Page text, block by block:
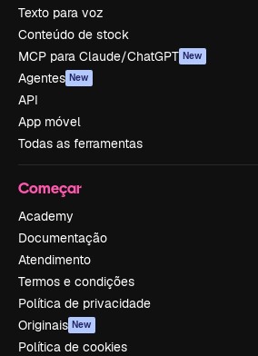
Texto para voz
Conteúdo de stock
MCP para Claude/ChatGPT New
Agentes New
API
App móvel
Todas as ferramentas
Começar
Academy
Documentação
Atendimento
Termos e condições
Política de privacidade
Originais New
Política de cookies